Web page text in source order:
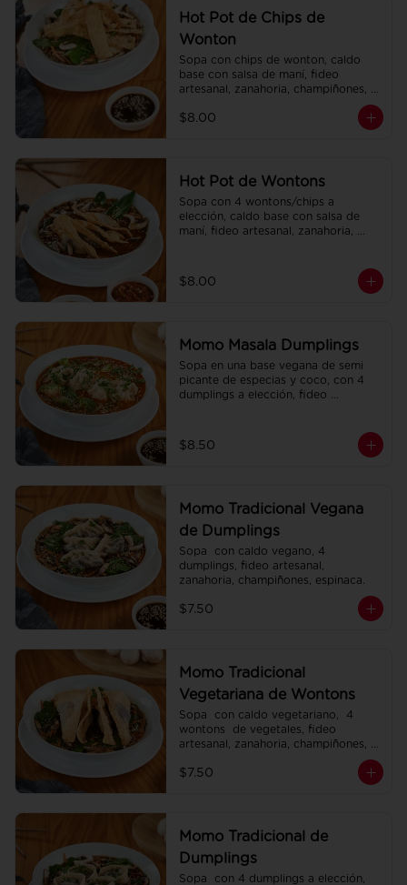
Hot Pot de Chips de
Wonton
Sopa con chips de wonton, caldo
base con salsa de maní, fideo
artesanal, zanahoria, champiñones,
$8.00
Hot Pot de Wontons
Sopa con 4 wontons/chips a
elección, caldo base con salsa de
maní, fideo artesanal, zanahoria,
$8.00
Momo Masala Dumplings
Sopa en una base vegana de semi
picante de especias y coco, con 4
dumplings a elección, fideo
$8.50
Momo Tradicional Vegana
de Dumplings
Sopa  con caldo vegano, 4
dumplings, fideo artesanal,
zanahoria, champiñones, espinaca.
$7.50
Momo Tradicional
Vegetariana de Wontons
Sopa  con caldo vegetariano,  4
wontons  de vegetales, fideo
artesanal, zanahoria, champiñones,
$7.50
Momo Tradicional de
Dumplings
Sopa  con 4 dumplings a elección,